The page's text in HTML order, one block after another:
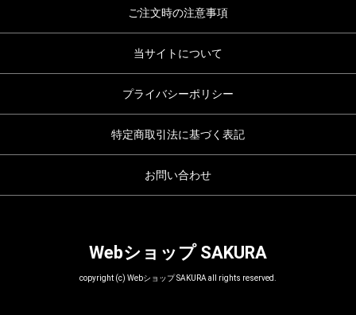
ご注文時の注意事項
当サイトについて
プライバシーポリシー
特定商取引法に基づく表記
お問い合わせ
Webショップ SAKURA
copyright (c) Webショップ SAKURA all rights reserved.